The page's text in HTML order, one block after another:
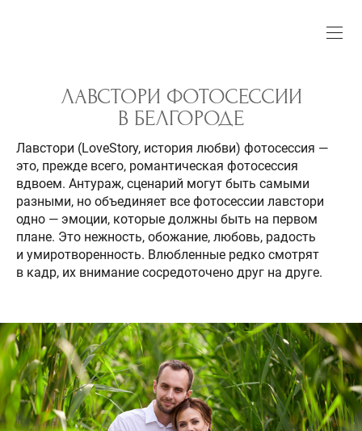
ЛАВСТОРИ ФОТОСЕССИИ
В БЕЛГОРОДЕ
Лавстори (LoveStory, история любви) фотосессия —
это, прежде всего, романтическая фотосессия
вдвоем. Антураж, сценарий могут быть самыми
разными, но объединяет все фотосессии лавстори
одно — эмоции, которые должны быть на первом
плане. Это нежность, обожание, любовь, радость
и умиротворенность. Влюбленные редко смотрят
в кадр, их внимание сосредоточено друг на друге.